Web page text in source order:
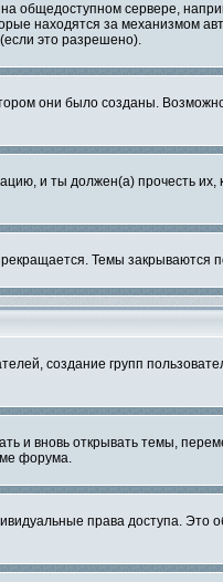
общедоступном сервере,
находятся за механизмом
это разрешено).
они было созданы.
и ты должен(а) прочесть их,
Темы закрываются
создание групп
и вновь открывать темы,
форума.
права доступа. Это